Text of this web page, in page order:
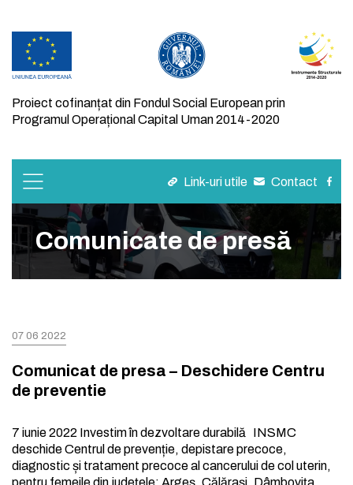
Proiect cofinanțat din Fondul Social European prin
Programul Operațional Capital Uman 2014-2020
Link-uri utile Contact
Comunicate de presă
07 06 2022
Comunicat de presa – Deschidere Centru
de preventie
7 iunie 2022 Investim în dezvoltare durabilă INSMC
deschide Centrul de prevenție, depistare precoce,
diagnostic și tratament precoce al cancerului de col uterin,